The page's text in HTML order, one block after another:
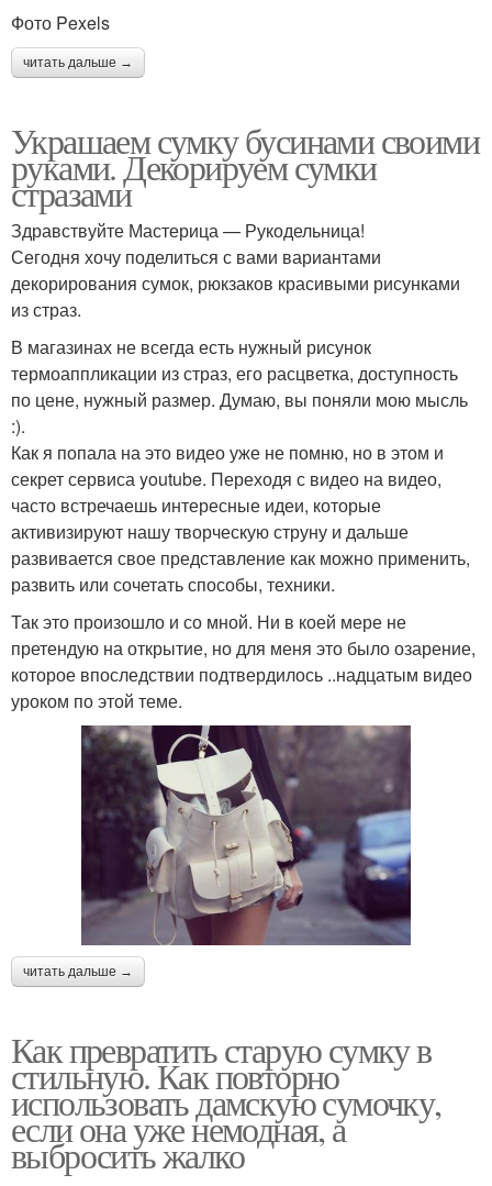
Фото Pexels
читать дальше →
Украшаем сумку бусинами своими
руками. Декорируем сумки
стразами
Здравствуйте Мастерица — Рукодельница!
Сегодня хочу поделиться с вами вариантами
декорирования сумок, рюкзаков красивыми рисунками
из страз.
В магазинах не всегда есть нужный рисунок
термоаппликации из страз, его расцветка, доступность
по цене, нужный размер. Думаю, вы поняли мою мысль
:).
Как я попала на это видео уже не помню, но в этом и
секрет сервиса youtube. Переходя с видео на видео,
часто встречаешь интересные идеи, которые
активизируют нашу творческую струну и дальше
развивается свое представление как можно применить,
развить или сочетать способы, техники.
Так это произошло и со мной. Ни в коей мере не
претендую на открытие, но для меня это было озарение,
которое впоследствии подтвердилось ..надцатым видео
уроком по этой теме.
читать дальше →
Как превратить старую сумку в
стильную. Как повторно
использовать дамскую сумочку,
если она уже немодная, а
выбросить жалко